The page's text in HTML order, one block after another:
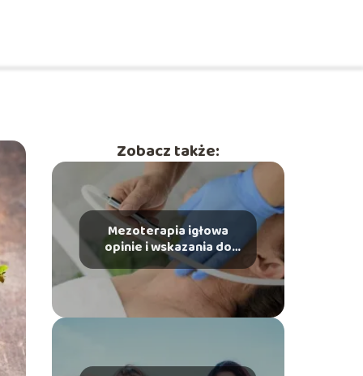
Zobacz także:
Mezoterapia igłowa
opinie i wskazania do
zabiegu